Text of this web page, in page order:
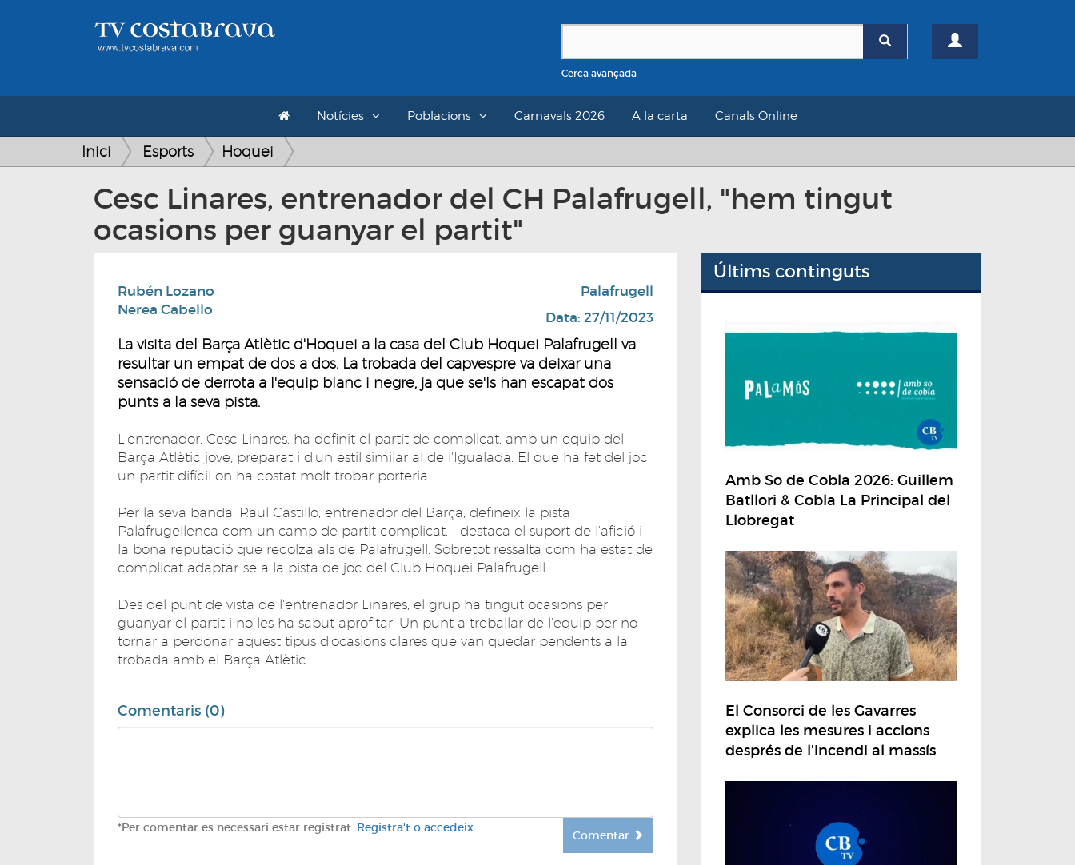
Cerca avançada
Notícies Poblacions Carnavals 2026 A la carta Canals Online
Inici Esports Hoquei
Cesc Linares, entrenador del CH Palafrugell, "hem tingut
ocasions per guanyar el partit"
Rubén Lozano
Nerea Cabello
Palafrugell
Data: 27/11/2023
La visita del Barça Atlètic d'Hoquei a la casa del Club Hoquei Palafrugell va
resultar un empat de dos a dos. La trobada del capvespre va deixar una
sensació de derrota a l'equip blanc i negre, ja que se'ls han escapat dos
punts a la seva pista.
L'entrenador, Cesc Linares, ha definit el partit de complicat, amb un equip del
Barça Atlètic jove, preparat i d'un estil similar al de l'Igualada. El que ha fet del joc
un partit difícil on ha costat molt trobar porteria.
Per la seva banda, Raül Castillo, entrenador del Barça, defineix la pista
Palafrugellenca com un camp de partit complicat. I destaca el suport de l'afició i
la bona reputació que recolza als de Palafrugell. Sobretot ressalta com ha estat de
complicat adaptar-se a la pista de joc del Club Hoquei Palafrugell.
Des del punt de vista de l'entrenador Linares, el grup ha tingut ocasions per
guanyar el partit i no les ha sabut aprofitar. Un punt a treballar de l'equip per no
tornar a perdonar aquest tipus d'ocasions clares que van quedar pendents a la
trobada amb el Barça Atlètic.
Comentaris (0)
*Per comentar es necessari estar registrat. Registra't o accedeix
Comentar
Últims continguts
Amb So de Cobla 2026: Guillem
Batllori & Cobla La Principal del
Llobregat
El Consorci de les Gavarres
explica les mesures i accions
després de l'incendi al massís